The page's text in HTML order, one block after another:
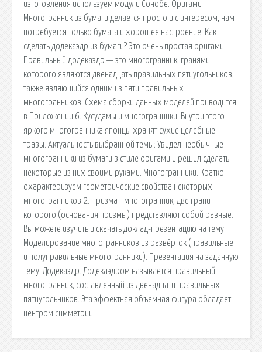
изготовления используем модули Сонобе. Оригами
Многогранник из бумаги делается просто и с интересом, нам
потребуется только бумага и.хорошее настроение! Как
сделать додекаэдр из бумаги? Это очень простая оригами.
Правильный додекаэдр — это многогранник, гранями
которого являются двенадцать правильных пятиугольников,
также являющийся одним из пяти правильных
многогранников. Схема сборки данных моделей приводится
в Приложении 6. Кусудамы и многогранники. Внутри этого
яркого многогранника японцы хранят сухие целебные
травы. Актуальность выбранной темы: Увидел необычные
многогранники из бумаги в стиле оригами и решил сделать
некоторые из них своими руками. Многогранники. Кратко
охарактеризуем геометрические свойства некоторых
многогранников 2. Призма - многогранник, две грани
которого (основания призмы) представляют собой равные.
Вы можете изучить и скачать доклад-презентацию на тему
Моделирование многогранников из развёрток (правильные
и полуправильные многогранники). Презентация на заданную
тему. Додекаэдр. Додекаэдром называется правильный
многогранник, составленный из двенадцати правильных
пятиугольников. Эта эффектная объемная фигура обладает
центром симметрии.